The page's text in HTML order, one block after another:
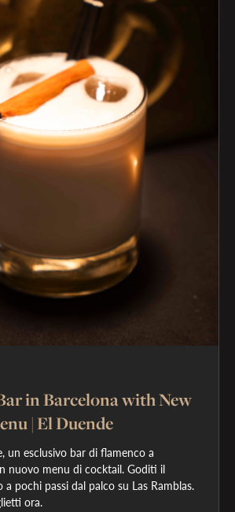
in Barcelona with New
| El Duende
un esclusivo bar di flamenco a
nuovo menu di cocktail. Goditi il
pochi passi dal palco su Las Ramblas.
ora.